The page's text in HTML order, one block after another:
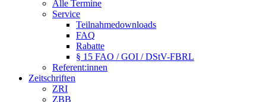
Alle Termine
Service
Teilnahmedownloads
FAQ
Rabatte
§ 15 FAO / GOI / DStV-FBRL
Referent:innen
Zeitschriften
ZRI
ZBB